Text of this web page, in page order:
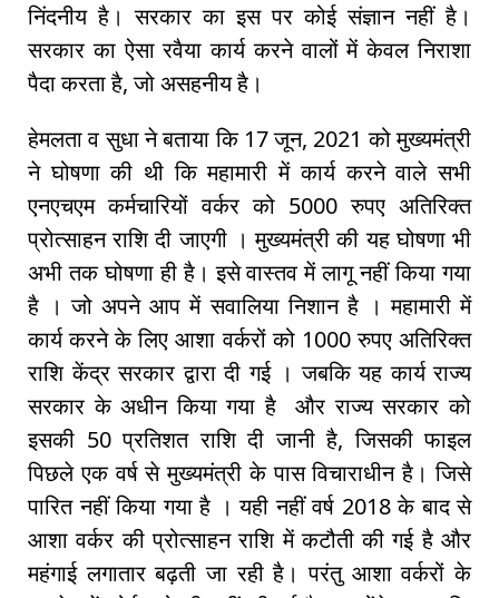
निंदनीय है। सरकार का इस पर कोई संज्ञान नहीं है।
सरकार का ऐसा रवैया कार्य करने वालों में केवल निराशा
पैदा करता है, जो असहनीय है।
हेमलता व सुधा ने बताया कि 17 जून, 2021 को मुख्यमंत्री
ने घोषणा की थी कि महामारी में कार्य करने वाले सभी
एनएचएम कर्मचारियों वर्कर को 5000 रुपए अतिरिक्त
प्रोत्साहन राशि दी जाएगी । मुख्यमंत्री की यह घोषणा भी
अभी तक घोषणा ही है। इसे वास्तव में लागू नहीं किया गया
है । जो अपने आप में सवालिया निशान है । महामारी में
कार्य करने के लिए आशा वर्करों को 1000 रुपए अतिरिक्त
राशि केंद्र सरकार द्वारा दी गई । जबकि यह कार्य राज्य
सरकार के अधीन किया गया है और राज्य सरकार को
इसकी 50 प्रतिशत राशि दी जानी है, जिसकी फाइल
पिछले एक वर्ष से मुख्यमंत्री के पास विचाराधीन है। जिसे
पारित नहीं किया गया है । यही नहीं वर्ष 2018 के बाद से
आशा वर्कर की प्रोत्साहन राशि में कटौती की गई है और
महंगाई लगातार बढ़ती जा रही है। परंतु आशा वर्करों के